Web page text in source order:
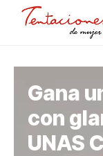
Gana
con
UNAS